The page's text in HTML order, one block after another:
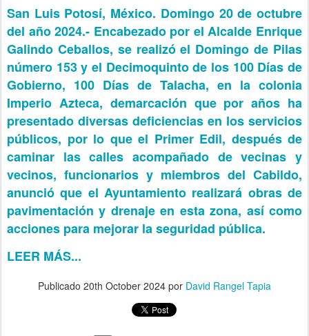
San Luis Potosí, México. Domingo 20 de octubre
del año 2024.- Encabezado por el Alcalde Enrique
Galindo Ceballos, se realizó el Domingo de Pilas
número 153 y el Decimoquinto de los 100 Días de
Gobierno, 100 Días de Talacha, en la colonia
Imperio Azteca, demarcación que por años ha
presentado diversas deficiencias en los servicios
públicos, por lo que el Primer Edil, después de
caminar las calles acompañado de vecinas y
vecinos, funcionarios y miembros del Cabildo,
anunció que el Ayuntamiento realizará obras de
pavimentación y drenaje en esta zona, así como
acciones para mejorar la seguridad pública.
LEER MÁS...
Publicado 20th October 2024 por David Rangel Tapia